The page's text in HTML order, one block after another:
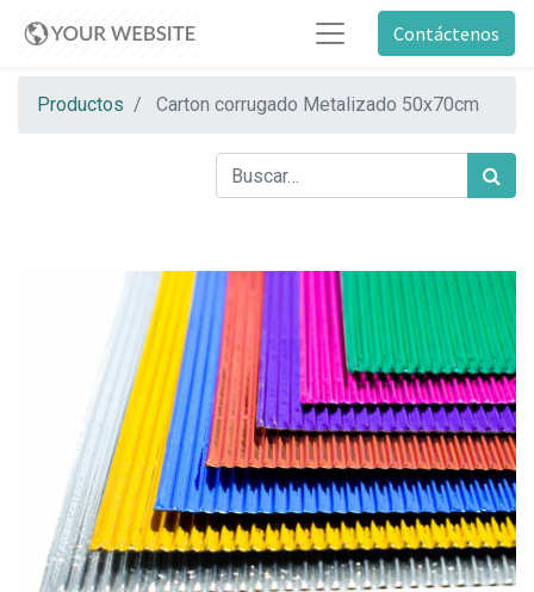
Contáctenos
Productos Carton corrugado Metalizado 50x70cm